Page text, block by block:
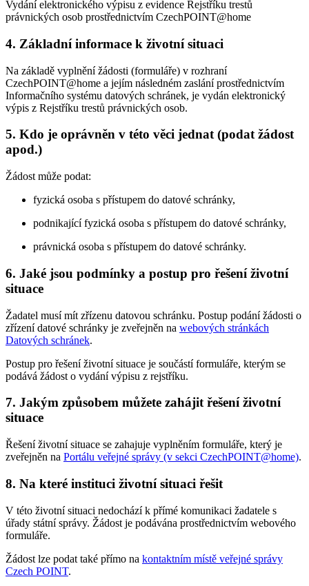
Vydání elektronického výpisu z evidence Rejstříku trestů
právnických osob prostřednictvím CzechPOINT@home
4. Základní informace k životní situaci
Na základě vyplnění žádosti (formuláře) v rozhraní
CzechPOINT@home a jejím následném zaslání prostřednictvím
Informačního systému datových schránek, je vydán elektronický
výpis z Rejstříku trestů právnických osob.
5. Kdo je oprávněn v této věci jednat (podat žádost
apod.)
Žádost může podat:
fyzická osoba s přístupem do datové schránky,
podnikající fyzická osoba s přístupem do datové schránky,
právnická osoba s přístupem do datové schránky.
6. Jaké jsou podmínky a postup pro řešení životní
situace
Žadatel musí mít zřízenu datovou schránku. Postup podání žádosti o
zřízení datové schránky je zveřejněn na webových stránkách
Datových schránek.
Postup pro řešení životní situace je součástí formuláře, kterým se
podává žádost o vydání výpisu z rejstříku.
7. Jakým způsobem můžete zahájit řešení životní
situace
Řešení životní situace se zahajuje vyplněním formuláře, který je
zveřejněn na Portálu veřejné správy (v sekci CzechPOINT@home).
8. Na které instituci životní situaci řešit
V této životní situaci nedochází k přímé komunikaci žadatele s
úřady státní správy. Žádost je podávána prostřednictvím webového
formuláře.
Žádost lze podat také přímo na kontaktním místě veřejné správy
Czech POINT.